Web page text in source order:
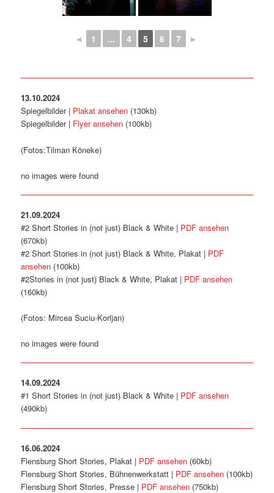
◄ 1 ... 4 5 6 7 ►
13.10.2024
Spiegelbilder | Plakat ansehen (130kb)
Spiegelbilder | Flyer ansehen (100kb)
(Fotos:Tilman Köneke)
no images were found
21.09.2024
#2 Short Stories in (not just) Black & White | PDF ansehen
(670kb)
#2 Short Stories in (not just) Black & White, Plakat | PDF
ansehen (100kb)
#2Stories in (not just) Black & White, Plakat | PDF ansehen
(160kb)
(Fotos: Mircea Suciu-Korljan)
no images were found
14.09.2024
#1 Short Stories in (not just) Black & White | PDF ansehen
(490kb)
16.06.2024
Flensburg Short Stories, Plakat | PDF ansehen (60kb)
Flensburg Short Stories, Bühnenwerkstatt | PDF ansehen (100kb)
Flensburg Short Stories, Presse | PDF ansehen (750kb)